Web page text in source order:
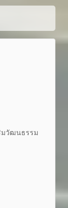
มวัฒนธรรม